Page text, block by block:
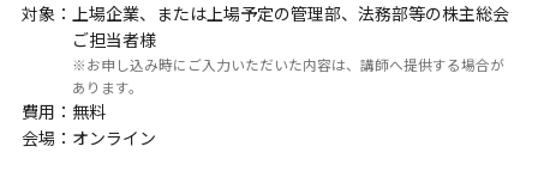
対象： 上場企業、または上場予定の管理部、法務部等の株主総会
ご担当者様
※お申し込み時にご入力いただいた内容は、講師へ提供する場合が
あります。
費用： 無料
会場： オンライン